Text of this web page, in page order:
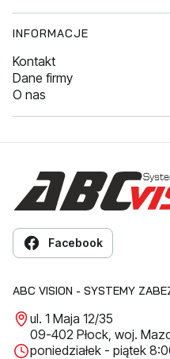
INFORMACJE
Kontakt
Dane firmy
O nas
Facebook
ABC VISION - SYSTEMY
ul. 1 Maja 12/35
09-402 Płock, woj.
poniedziałek - piątek